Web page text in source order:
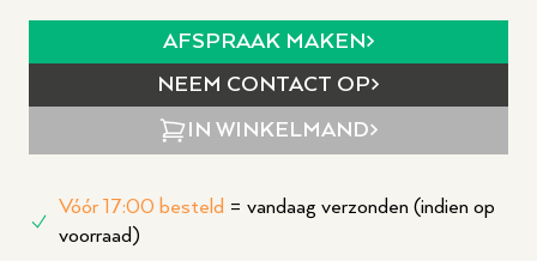
AFSPRAAK MAKEN
NEEM CONTACT OP
IN WINKELMAND
Vóór 17:00 besteld = vandaag verzonden (indien op
voorraad)